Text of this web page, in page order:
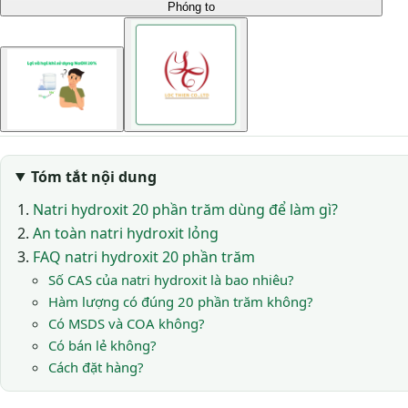
Phóng to
Tóm tắt nội dung
Natri hydroxit 20 phần trăm dùng để làm gì?
An toàn natri hydroxit lỏng
FAQ natri hydroxit 20 phần trăm
Số CAS của natri hydroxit là bao nhiêu?
Hàm lượng có đúng 20 phần trăm không?
Có MSDS và COA không?
Có bán lẻ không?
Cách đặt hàng?